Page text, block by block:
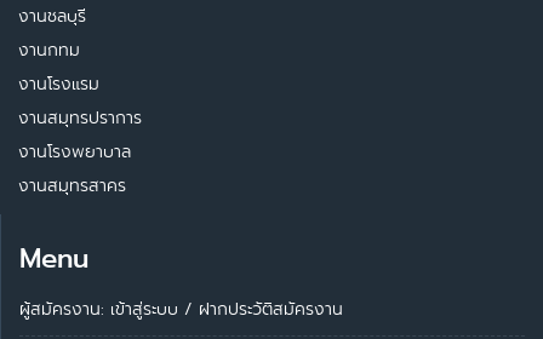
งานชลบุรี
งานกทม
งานโรงแรม
งานสมุทรปราการ
งานโรงพยาบาล
งานสมุทรสาคร
Menu
ผู้สมัครงาน: เข้าสู่ระบบ / ฝากประวัติสมัครงาน